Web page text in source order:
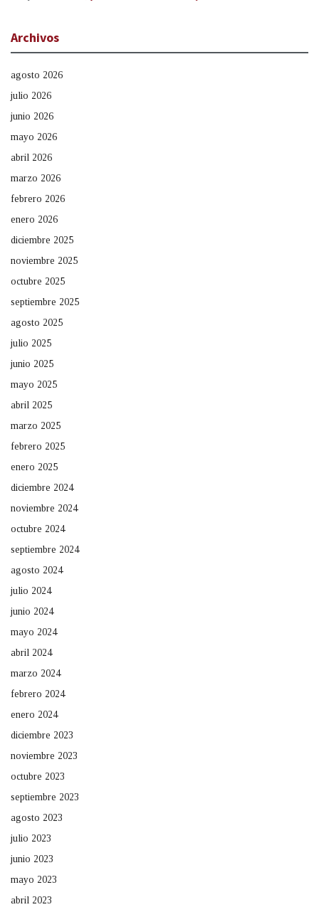
Archivos
agosto 2026
julio 2026
junio 2026
mayo 2026
abril 2026
marzo 2026
febrero 2026
enero 2026
diciembre 2025
noviembre 2025
octubre 2025
septiembre 2025
agosto 2025
julio 2025
junio 2025
mayo 2025
abril 2025
marzo 2025
febrero 2025
enero 2025
diciembre 2024
noviembre 2024
octubre 2024
septiembre 2024
agosto 2024
julio 2024
junio 2024
mayo 2024
abril 2024
marzo 2024
febrero 2024
enero 2024
diciembre 2023
noviembre 2023
octubre 2023
septiembre 2023
agosto 2023
julio 2023
junio 2023
mayo 2023
abril 2023